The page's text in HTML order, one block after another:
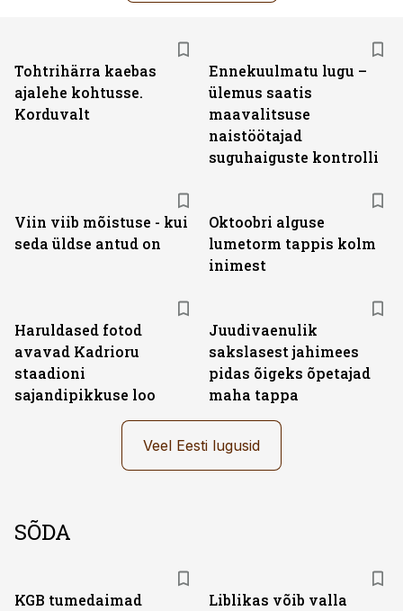
Tohtrihärra kaebas
ajalehe kohtusse.
Korduvalt
Ennekuulmatu lugu –
ülemus saatis
maavalitsuse
naistöötajad
suguhaiguste kontrolli
Viin viib mõistuse - kui
seda üldse antud on
Oktoobri alguse
lumetorm tappis kolm
inimest
Haruldased fotod
avavad Kadrioru
staadioni
sajandipikkuse loo
Juudivaenulik
sakslasest jahimees
pidas õigeks õpetajad
maha tappa
Veel Eesti lugusid
SÕDA
KGB tumedaimad
Liblikas võib valla